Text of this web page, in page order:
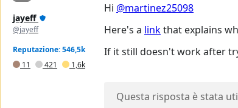
jayeff
@jayeff
Reputazione: 546,5k
11
421 1,6k
Hi @martinez25098
Here's a linkthat explains
If it still doesn't work after
Questa risposta è stata